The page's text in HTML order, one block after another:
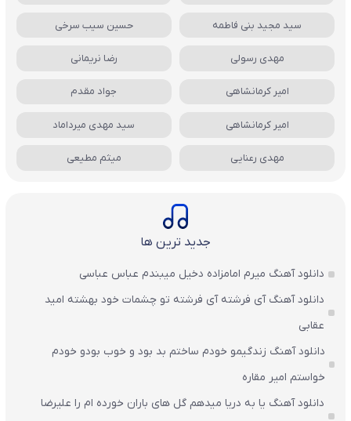
سید مجید بنی فاطمه حسین سیب سرخی
مهدی رسولی رضا نریمانی
امیر کرمانشاهی جواد مقدم
امیر کرمانشاهی سید مهدی میرداماد
مهدی رعنایی میثم مطیعی
جدید ترین ها
دانلود آهنگ میرم امامزاده دخیل میبندم عباس عباسی
دانلود آهنگ آی فرشته آی فرشته تو چشمات خود بهشته امید
عقابی
دانلود آهنگ زندگیمو خودم ساختم بد بود و خوب بودو خودم
خواستم امیر مقاره
دانلود آهنگ یا به دریا میدهم گل های باران‌ خورده ام را علیرضا